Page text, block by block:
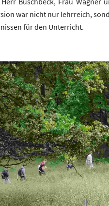
war nicht nur lehrreich,
für den Unterricht.